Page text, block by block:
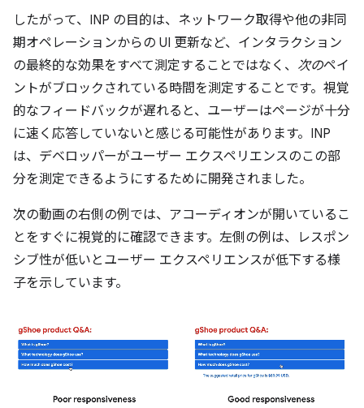
したがって、INP の目的は、ネットワーク取得や他の非同
期オペレーションからの UI 更新など、インタラクション
の最終的な効果をすべて測定することではなく、 次のペイ
ントがブロックされている時間を測定することです。 視覚
的なフィードバックが遅れると、ユーザーはページが十分
に速く応答していないと感じる可能性があります。INP
は、デベロッパーがユーザー エクスペリエンスのこの部
分を測定できるようにするために開発されました。
次の動画の右側の例では、アコーディオンが開いているこ
とをすぐに視覚的に確認できます。左側の例は、レスポン
シブ性が低いとユーザー エクスペリエンスが低下する様
子を示しています。